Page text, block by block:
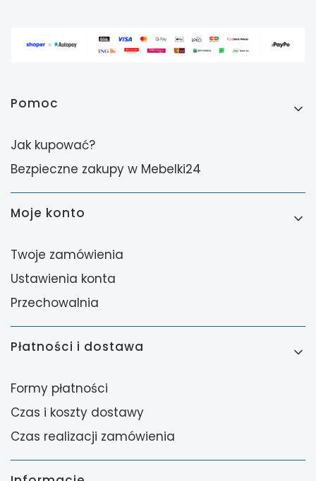
Linki w stopce
Pomoc
Jak kupować?
Bezpieczne zakupy w Mebelki24
Moje konto
Twoje zamówienia
Ustawienia konta
Przechowalnia
Płatności i dostawa
Formy płatności
Czas i koszty dostawy
Czas realizacji zamówienia